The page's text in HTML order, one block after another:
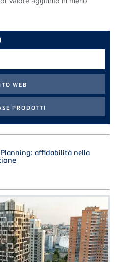
affidabilità nella